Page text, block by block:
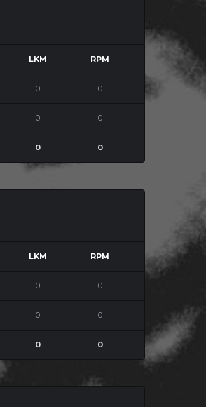
LKM RPM
0 0
0 0
0 0
LKM RPM
0 0
0 0
0 0